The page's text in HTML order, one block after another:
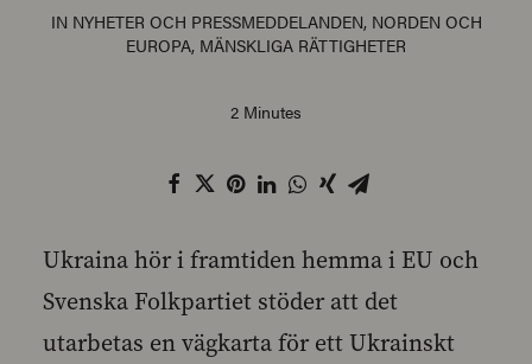
IN NYHETER OCH PRESSMEDDELANDEN, NORDEN OCH
EUROPA, MÄNSKLIGA RÄTTIGHETER
2 Minutes
Ukraina hör i framtiden hemma i EU och
Svenska Folkpartiet stöder att det
utarbetas en vägkarta för ett Ukrainskt